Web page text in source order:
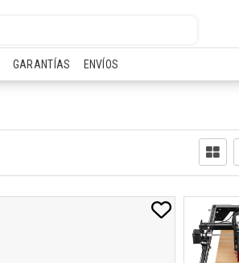
GARANTÍAS ENVÍOS